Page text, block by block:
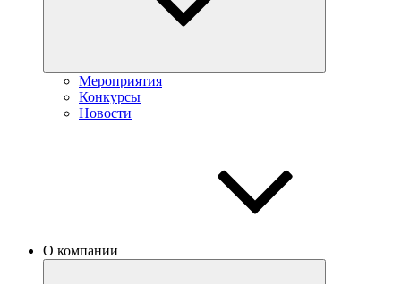
Мероприятия
Конкурсы
Новости
О компании